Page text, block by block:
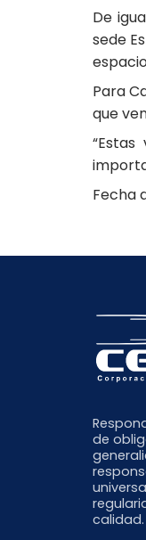
De
sede
Para
que
Fecha
de
calidad.